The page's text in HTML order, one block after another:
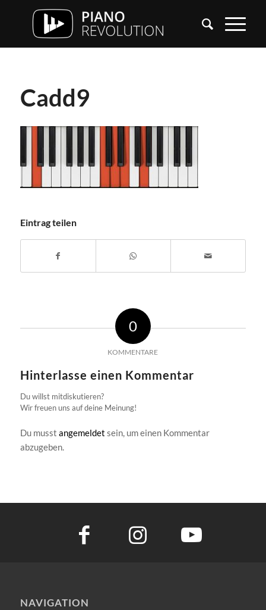
Cadd9
Eintrag teilen
0
KOMMENTARE
Hinterlasse einen Kommentar
Du willst mitdiskutieren?
Wir freuen uns auf deine Meinung!
Du musst angemeldet sein, um einen Kommentar
abzugeben.
NAVIGATION